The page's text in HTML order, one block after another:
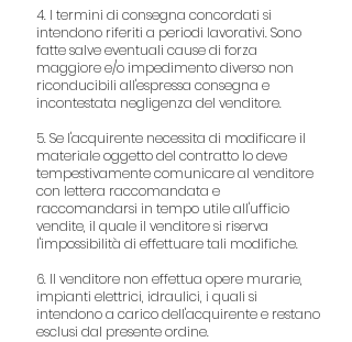
4. I termini di consegna concordati si
intendono riferiti a periodi lavorativi. Sono
fatte salve eventuali cause di forza
maggiore e/o impedimento diverso non
riconducibili all'espressa consegna e
incontestata negligenza del venditore.
5. Se l'acquirente necessita di modificare il
materiale oggetto del contratto lo deve
tempestivamente comunicare al venditore
con lettera raccomandata e
raccomandarsi in tempo utile all'ufficio
vendite, il quale il venditore si riserva
l'impossibilità di effettuare tali modifiche.
6. Il venditore non effettua opere murarie,
impianti elettrici, idraulici, i quali si
intendono a carico dell'acquirente e restano
esclusi dal presente ordine.